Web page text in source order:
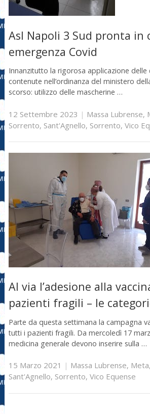
Asl Napoli 3 Sud pronta in
emergenza Covid
Innanzitutto la rigorosa applicazione delle
contenute nell’ordinanza del ministero
scorso: utilizzo delle mascherine …
12 Settembre 2023 | Massa Lubrense,
Sorrento, Sant'Agnello, Sorrento, Vico
Al via l’adesione alla
pazienti fragili – le
Parte da questa settimana la campagna
tutti i pazienti fragili. Da mercoledì 17
medicina generale devono inserire sulla …
15 Marzo 2021 | Massa Lubrense, Meta,
Sant'Agnello, Sorrento, Vico Equense